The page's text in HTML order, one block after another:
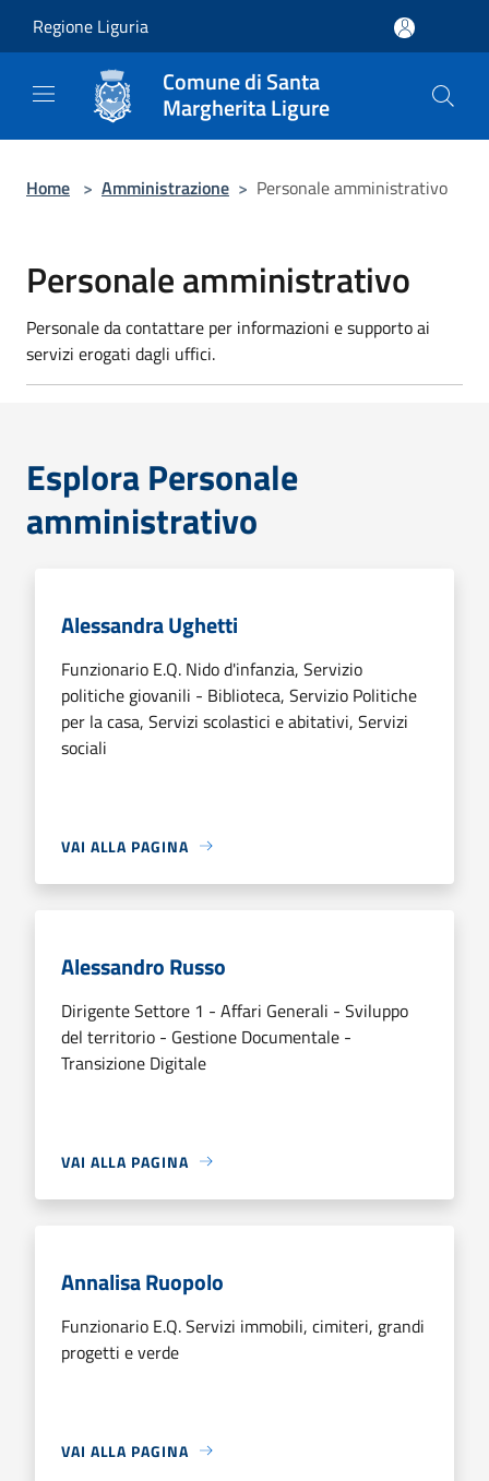
Regione Liguria
Comune di Santa
Margherita Ligure
Home > Amministrazione > Personale amministrativo
Personale amministrativo
Personale da contattare per informazioni e supporto ai
servizi erogati dagli uffici.
Esplora Personale
amministrativo
Alessandra Ughetti
Funzionario E.Q. Nido d'infanzia, Servizio
politiche giovanili - Biblioteca, Servizio Politiche
per la casa, Servizi scolastici e abitativi, Servizi
sociali
VAI ALLA PAGINA
Alessandro Russo
Dirigente Settore 1 - Affari Generali - Sviluppo
del territorio - Gestione Documentale -
Transizione Digitale
VAI ALLA PAGINA
Annalisa Ruopolo
Funzionario E.Q. Servizi immobili, cimiteri, grandi
progetti e verde
VAI ALLA PAGINA